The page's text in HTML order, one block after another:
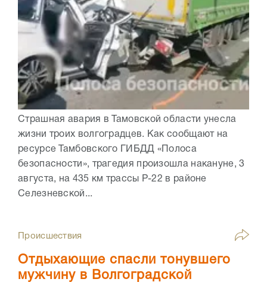
Страшная авария в Тамовской области унесла
жизни троих волгоградцев. Как сообщают на
ресурсе Тамбовского ГИБДД «Полоса
безопасности», трагедия произошла накануне, 3
августа, на 435 км трассы Р-22 в районе
Селезневской...
Происшествия
Отдыхающие спасли тонувшего
мужчину в Волгоградской